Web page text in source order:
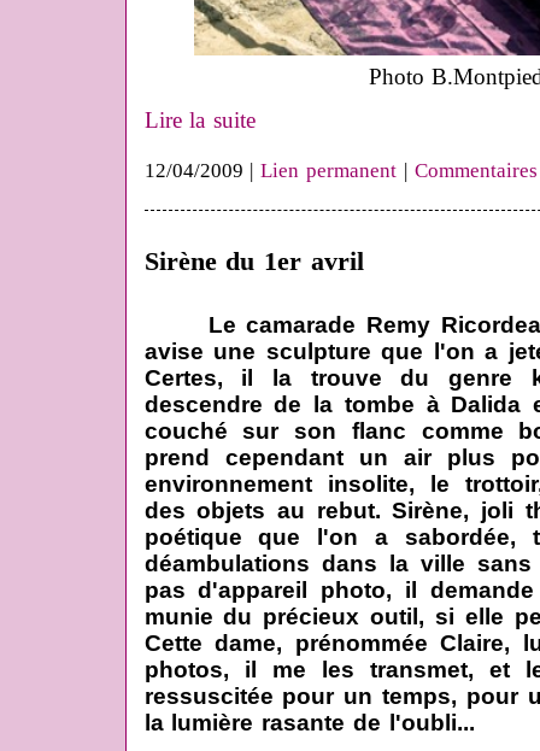
Photo
Lire la suite
12/04/2009 |Lien permanent |
Sirène du 1er avril
Le camarade Remy
avise une sculpture que l'on a
Certes, il la trouve du genre
descendre de la tombe à Dalida
couché sur son flanc comme
prend cependant un air plus
environnement insolite, le
des objets au rebut. Sirène, joli
poétique que l'on a sabordée,
déambulations dans la ville
pas d'appareil photo, il
munie du précieux outil, si elle
Cette dame, prénommée Claire,
photos, il me les transmet, et
ressuscitée pour un temps, pour
la lumière rasante de l'oubli...